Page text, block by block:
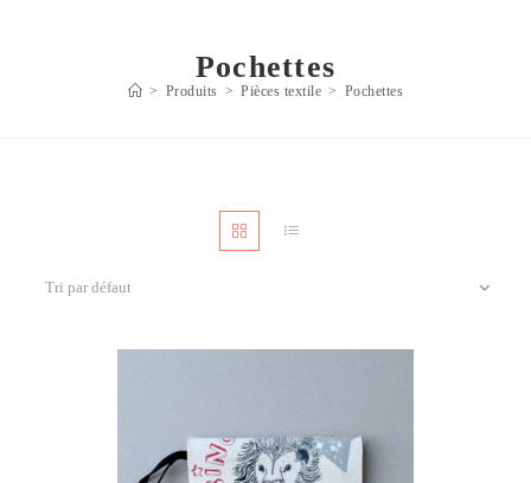
Pochettes
> Produits > Pièces textile > Pochettes
Tri par défaut